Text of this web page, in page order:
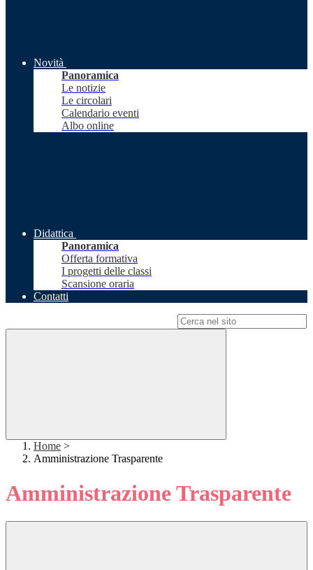
Novità
Panoramica
Le notizie
Le circolari
Calendario eventi
Albo online
Didattica
Panoramica
Offerta formativa
I progetti delle classi
Scansione oraria
Contatti
Home >
Amministrazione Trasparente
Amministrazione Trasparente